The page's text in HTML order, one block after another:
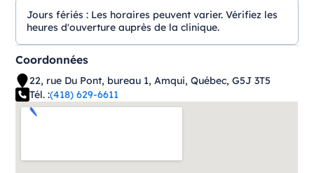
Jours fériés : Les horaires peuvent varier. Vérifiez les
heures d'ouverture auprès de la clinique.
Coordonnées
22, rue Du Pont, bureau 1, Amqui, Québec, G5J 3T5
Tél. :(418) 629-6611